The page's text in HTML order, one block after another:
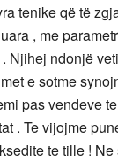
tenike që të
, me
Njihej ndonjë
e sotme
pas vendeve
. Te vijojme
te tille !